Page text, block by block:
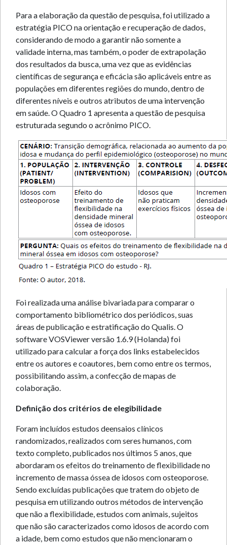
Para a elaboração da questão de pesquisa, foi utilizado a
estratégia PICO na orientação e recuperação de dados,
considerando de modo a garantir não somente a
validade interna, mas também, o poder de extrapolação
dos resultados da busca, uma vez que as evidências
científicas de segurança e eficácia são aplicáveis entre as
populações em diferentes regiões do mundo, dentro de
diferentes níveis e outros atributos de uma intervenção
em saúde. O Quadro 1 apresenta a questão de pesquisa
estruturada segundo o acrônimo PICO.
Foi realizada uma análise bivariada para comparar o
comportamento bibliométrico dos periódicos, suas
áreas de publicação e estratificação do Qualis. O
software VOSViewer versão 1.6.9 (Holanda) foi
utilizado para calcular a força dos links estabelecidos
entre os autores e coautores, bem como entre os termos,
possibilitando assim, a confecção de mapas de
colaboração.
Definição dos critérios de elegibilidade
Foram incluídos estudos deensaios clínicos
randomizados, realizados com seres humanos, com
texto completo, publicados nos últimos 5 anos, que
abordaram os efeitos do treinamento de flexibilidade no
incremento de massa óssea de idosos com osteoporose.
Sendo excluídas publicações que tratem do objeto de
pesquisa em utilizando outros métodos de intervenção
que não a flexibilidade, estudos com animais, sujeitos
que não são caracterizados como idosos de acordo com
a idade, bem como estudos que não mencionaram o